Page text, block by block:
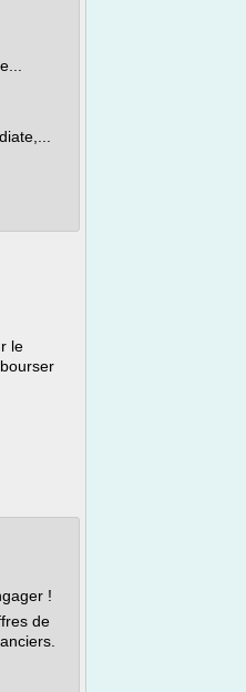
le
!
de